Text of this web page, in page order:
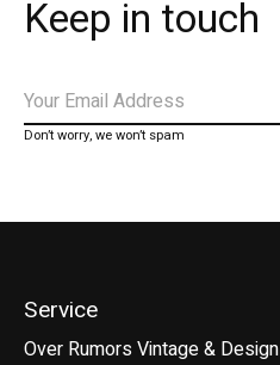
Keep in touch
Don’t worry, we won’t spam
Service
Over Rumors Vintage & Design